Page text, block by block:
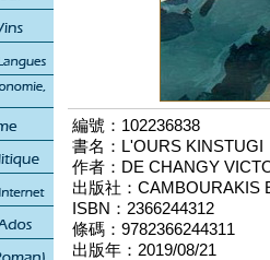
編號：102236838
書名：L'OURS KINSTUGI
作者：DE CHANGY
出版社：CAMBOURAKIS
ISBN：2366244312
條碼：9782366244311
出版年：2019/08/21